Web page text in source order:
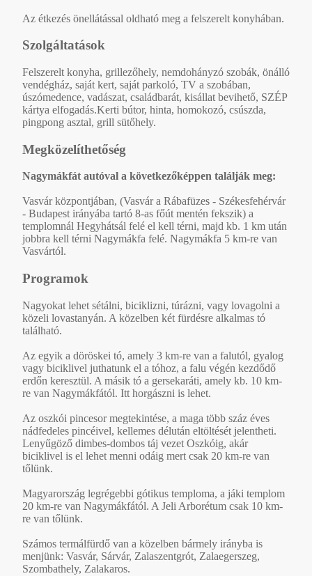
Az étkezés önellátással oldható meg a felszerelt konyhában.
Szolgáltatások
Felszerelt konyha, grillezőhely, nemdohányzó szobák, önálló
vendégház, saját kert, saját parkoló, TV a szobában,
úszómedence, vadászat, családbarát, kisállat bevihető, SZÉP
kártya elfogadás.Kerti bútor, hinta, homokozó, csúszda,
pingpong asztal, grill sütőhely.
Megközelíthetőség
Nagymákfát autóval a következőképpen találják meg:
Vasvár központjában, (Vasvár a Rábafüzes - Székesfehérvár
- Budapest irányába tartó 8-as főút mentén fekszik) a
templomnál Hegyhátsál felé el kell térni, majd kb. 1 km után
jobbra kell térni Nagymákfa felé. Nagymákfa 5 km-re van
Vasvártól.
Programok
Nagyokat lehet sétálni, biciklizni, túrázni, vagy lovagolni a
közeli lovastanyán. A közelben két fürdésre alkalmas tó
található.
Az egyik a döröskei tó, amely 3 km-re van a falutól, gyalog
vagy biciklivel juthatunk el a tóhoz, a falu végén kezdődő
erdőn keresztül. A másik tó a gersekaráti, amely kb. 10 km-
re van Nagymákfától. Itt horgászni is lehet.
Az oszkói pincesor megtekintése, a maga több száz éves
nádfedeles pincéivel, kellemes délután eltöltését jelentheti.
Lenyűgöző dimbes-dombos táj vezet Oszkóig, akár
biciklivel is el lehet menni odáig mert csak 20 km-re van
tőlünk.
Magyarország legrégebbi gótikus temploma, a jáki templom
20 km-re van Nagymákfától. A Jeli Arborétum csak 10 km-
re van tőlünk.
Számos termálfürdő van a közelben bármely irányba is
menjünk: Vasvár, Sárvár, Zalaszentgrót, Zalaegerszeg,
Szombathely, Zalakaros.